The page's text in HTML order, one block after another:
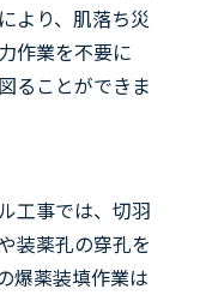
より、肌落ち災
作業を不要に
ることができま
工事では、切羽
装薬孔の穿孔を
爆薬装填作業は